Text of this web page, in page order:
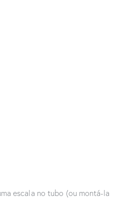
escala no tubo (ou montá-la